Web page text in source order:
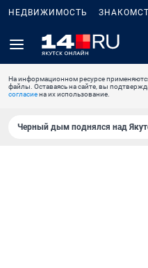
НЕДВИЖИМОСТЬ
На информационном ресурсе
файлы. Оставаясь на сайте, вы
согласиена их использование.
Черный дым поднялся над